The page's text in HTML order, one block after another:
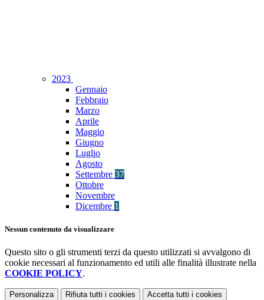
2023
Gennaio
Febbraio
Marzo
Aprile
Maggio
Giugno
Luglio
Agosto
Settembre 37
Ottobre
Novembre
Dicembre 1
Nessun contenuto da visualizzare
Questo sito o gli strumenti terzi da questo utilizzati si avvalgono di
cookie necessari al funzionamento ed utili alle finalità illustrate nella
COOKIE POLICY.
Personalizza Rifiuta tutti i cookies Accetta tutti i cookies